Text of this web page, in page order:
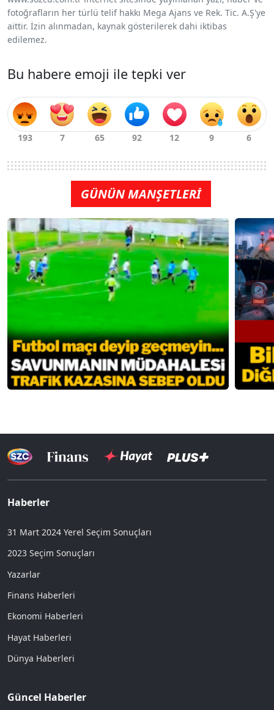
fotoğrafların her türlü telif hakkı Mega Ajans ve Rek. Tic. A.Ş'ye
aittir. İzin alınmadan, kaynak gösterilerek dahi iktibas
edilemez.
Bu habere emoji ile tepki ver
GÜNÜN MANŞETLERİ
Haberler
31 Mart 2024 Yerel Seçim Sonuçları
2023 Seçim Sonuçları
Yazarlar
Finans Haberleri
Ekonomi Haberleri
Hayat Haberleri
Dünya Haberleri
Güncel Haberler